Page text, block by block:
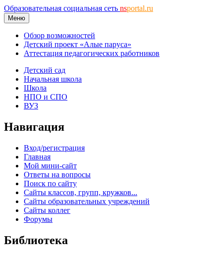
Образовательная социальная сеть nsportal.ru
Меню
Обзор возможностей
Детский проект «Алые паруса»
Аттестация педагогических работников
Детский сад
Начальная школа
Школа
НПО и СПО
ВУЗ
Навигация
Вход/регистрация
Главная
Мой мини-сайт
Ответы на вопросы
Поиск по сайту
Сайты классов, групп, кружков...
Сайты образовательных учреждений
Сайты коллег
Форумы
Библиотека